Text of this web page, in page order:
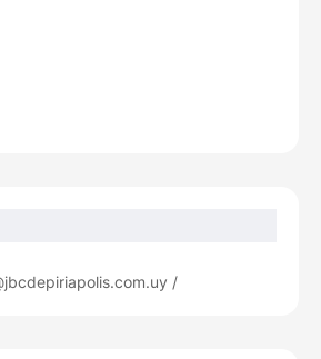
/